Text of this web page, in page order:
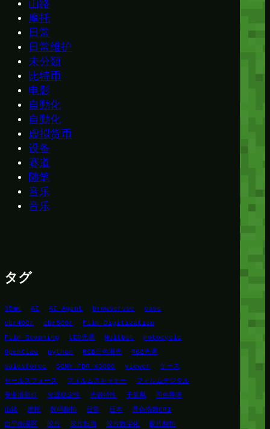
山路
摩托
日常
日常维护
未分類
比特币
电影
自動化
自動化
虚拟货币
设备
赛道
随笔
音乐
音乐
タグ
35mm AI AI Agent browseruse
case
cbr400r
cbr500r
Film Digitization
Film Scanning
LED光源 Moltbot
motocycle
OpenClaw
python RGB三色混光
RGB光源
salesforce
SONY FDR-X3000 viewer
ケース
セールスフォース
フィルムスキャナー
フィルムデジタル
专业摄影灯
光源稳定性 光谱特性 千葉県
同色异谱
山路
摩托 数码翻拍 日常 日本
显色指数CRI
白平衡误区
胶片 胶片扫描 胶片数字化
胶片翻拍